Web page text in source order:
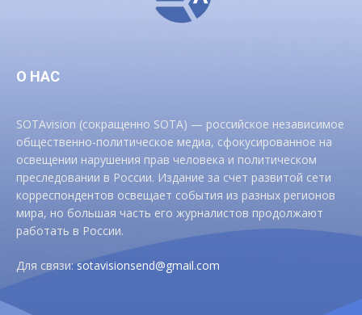
О НАС
SOTAvision (сокращенно SOTA) — российское независимое
общественно-политическое медиа, сфокусированное на
освещении нарушения прав человека и политическом
преследовании в России. Издание за счет развитой сети
корреспондентов освещает события из разных регионов
мира, но большая часть его журналистов продолжают
работать в России.
Для связи:sotavisionsend@gmail.com